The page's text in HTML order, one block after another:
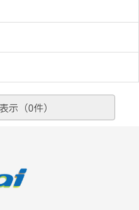
示（0件）